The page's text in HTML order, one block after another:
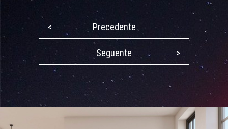
< Precedente
Seguente >